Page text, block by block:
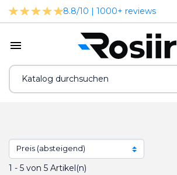
8.8/10 | 1000+ reviews
1 - 5 von 5 Artikel(n)